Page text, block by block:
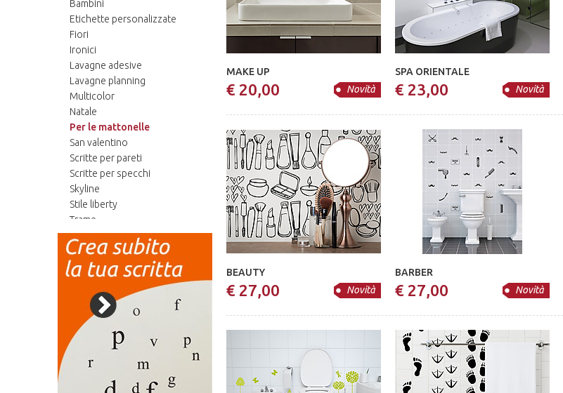
Tovagliette
Bambini
Etichette personalizzate
Fiori
Ironici
Lavagne adesive
Lavagne planning
Multicolor
Natale
Per le mattonelle
San valentino
Scritte per pareti
Scritte per specchi
Skyline
Stile liberty
Trame
Tutto organizzato
Decorazioni
Giochi di cartone
Novità
MAKE UP
€ 20,00 Novità
SPA ORIENTALE
€ 23,00
Novità
BEAUTY
€ 27,00 Novità
BARBER
€ 27,00